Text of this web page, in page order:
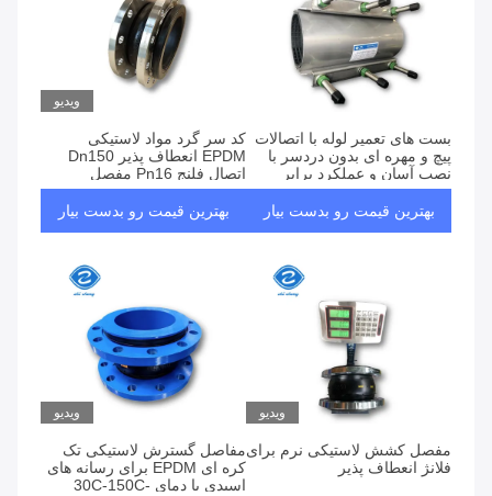
بست های تعمیر لوله با اتصالات
پیچ و مهره ای بدون دردسر با
نصب آسان و عملکرد برابر
بهترین قیمت رو بدست بیار
ویدیو
کد سر گرد مواد لاستیکی
EPDM انعطاف پذیر Dn150
اتصال فلنج Pn16 مفصل
گسترش
بهترین قیمت رو بدست بیار
ویدیو
مفصل کشش لاستیکی نرم برای
فلانژ انعطاف پذیر
ویدیو
مفاصل گسترش لاستیکی تک
کره ای EPDM برای رسانه های
اسیدی با دمای -30C-150C